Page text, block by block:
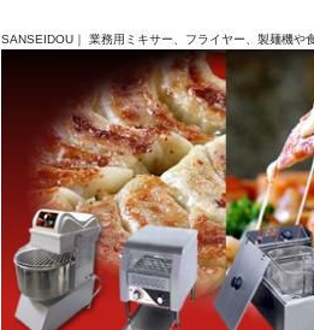
SANSEIDOU｜ 業務用ミキサー、フライヤー、製麺機や